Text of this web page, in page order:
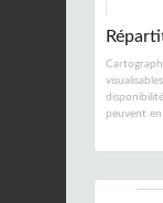
peuvent en